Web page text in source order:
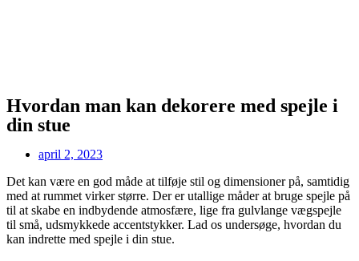
Hvordan man kan dekorere med spejle i
din stue
april 2, 2023
Det kan være en god måde at tilføje stil og dimensioner på, samtidig
med at rummet virker større. Der er utallige måder at bruge spejle på
til at skabe en indbydende atmosfære, lige fra gulvlange vægspejle
til små, udsmykkede accentstykker. Lad os undersøge, hvordan du
kan indrette med spejle i din stue.